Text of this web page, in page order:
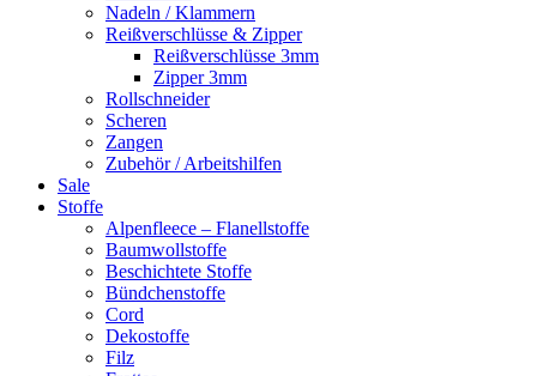
Nadeln / Klammern
Reißverschlüsse & Zipper
Reißverschlüsse 3mm
Zipper 3mm
Rollschneider
Scheren
Zangen
Zubehör / Arbeitshilfen
Sale
Stoffe
Alpenfleece – Flanellstoffe
Baumwollstoffe
Beschichtete Stoffe
Bündchenstoffe
Cord
Dekostoffe
Filz